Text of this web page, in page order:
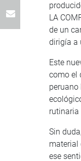
LA
de un
dirigía a
Este
como el
peruano
rutinaria
Sin
material
ese